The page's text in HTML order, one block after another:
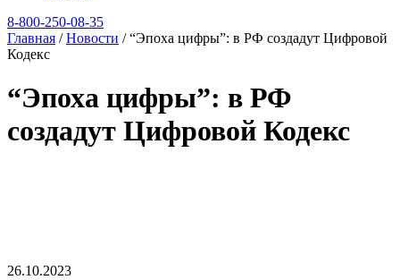
8‑800‑250‑08‑35
Главная /Новости /“Эпоха цифры”: в РФ создадут Цифровой
Кодекс
“Эпоха цифры”: в РФ
создадут Цифровой Кодекс
26.10.2023